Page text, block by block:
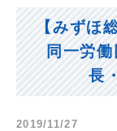
【みずほ
同一労
長
2019/11/27